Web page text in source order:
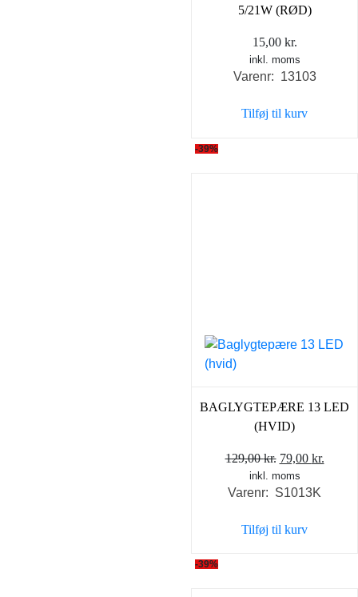
5/21W (RØD)
15,00 kr.
inkl. moms
Varenr: 13103
Tilføj til kurv
-39%
BAGLYGTEPÆRE 13 LED
(HVID)
129,00kr. Den
oprindelige
pris
129,00 kr..
79,00 kr.
inkl. moms
Varenr: S1013K
Tilføj til kurv
-39%